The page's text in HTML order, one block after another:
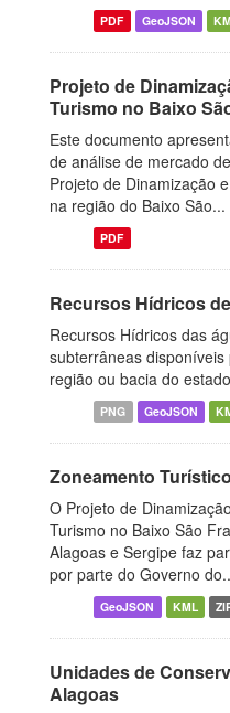
PDF GeoJSON
Projeto de
Turismo no Baixo
Este documento
de análise de mercado
Projeto de Dinamização
na região do Baixo São...
PDF
Recursos Hídricos
Recursos Hídricos das
subterrâneas
região ou bacia do
PNG GeoJSON
Zoneamento
O Projeto de
Turismo no Baixo São
Alagoas e Sergipe faz
por parte do Governo
GeoJSON KML
Unidades de
Alagoas